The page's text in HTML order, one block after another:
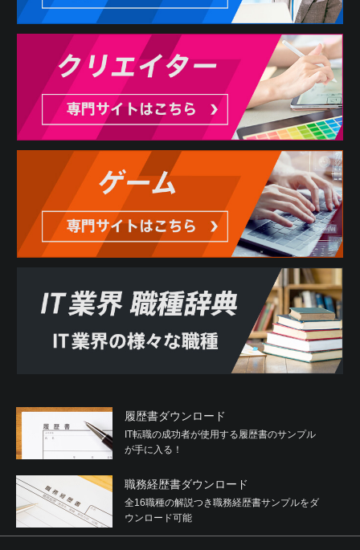
履歴書ダウンロード
IT転職の成功者が使用する履歴書のサンプル
が手に入る！
職務経歴書ダウンロード
全16職種の解説つき職務経歴書サンプルをダ
ウンロード可能